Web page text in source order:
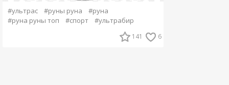
#ультрас #руны руна
#руна
#руна руны топ
#спорт #ультрабир
141 6